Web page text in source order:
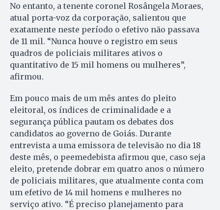
No entanto, a tenente coronel Rosângela Moraes,
atual porta-voz da corporação, salientou que
exatamente neste período o efetivo não passava
de 11 mil. “Nunca houve o registro em seus
quadros de policiais militares ativos o
quantitativo de 15 mil homens ou mulheres”,
afirmou.
Em pouco mais de um mês antes do pleito
eleitoral, os índices de criminalidade e a
segurança pública pautam os debates dos
candidatos ao governo de Goiás. Durante
entrevista a uma emissora de televisão no dia 18
deste mês, o peemedebista afirmou que, caso seja
eleito, pretende dobrar em quatro anos o número
de policiais militares, que atualmente conta com
um efetivo de 14 mil homens e mulheres no
serviço ativo. “É preciso planejamento para